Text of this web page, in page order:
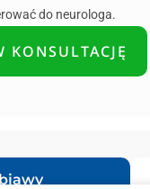
do neurologa.
KONSULTACJĘ